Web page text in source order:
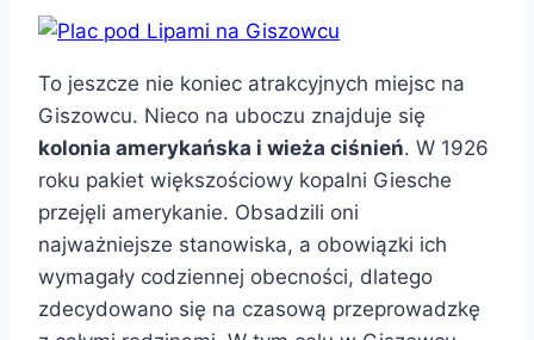
To jeszcze nie koniec atrakcyjnych miejsc na
Giszowcu. Nieco na uboczu znajduje się
kolonia amerykańska i wieża ciśnień. W 1926
roku pakiet większościowy kopalni Giesche
przejęli amerykanie. Obsadzili oni
najważniejsze stanowiska, a obowiązki ich
wymagały codziennej obecności, dlatego
zdecydowano się na czasową przeprowadzkę